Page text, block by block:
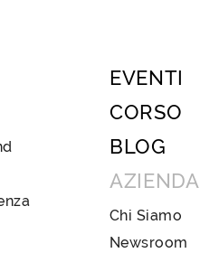
EVENTI
CORSO
BLOG
AZIENDA
Chi Siamo
Newsroom